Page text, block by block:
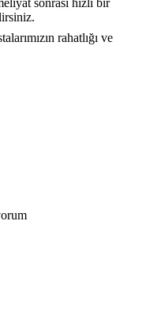
rahatlığı ve